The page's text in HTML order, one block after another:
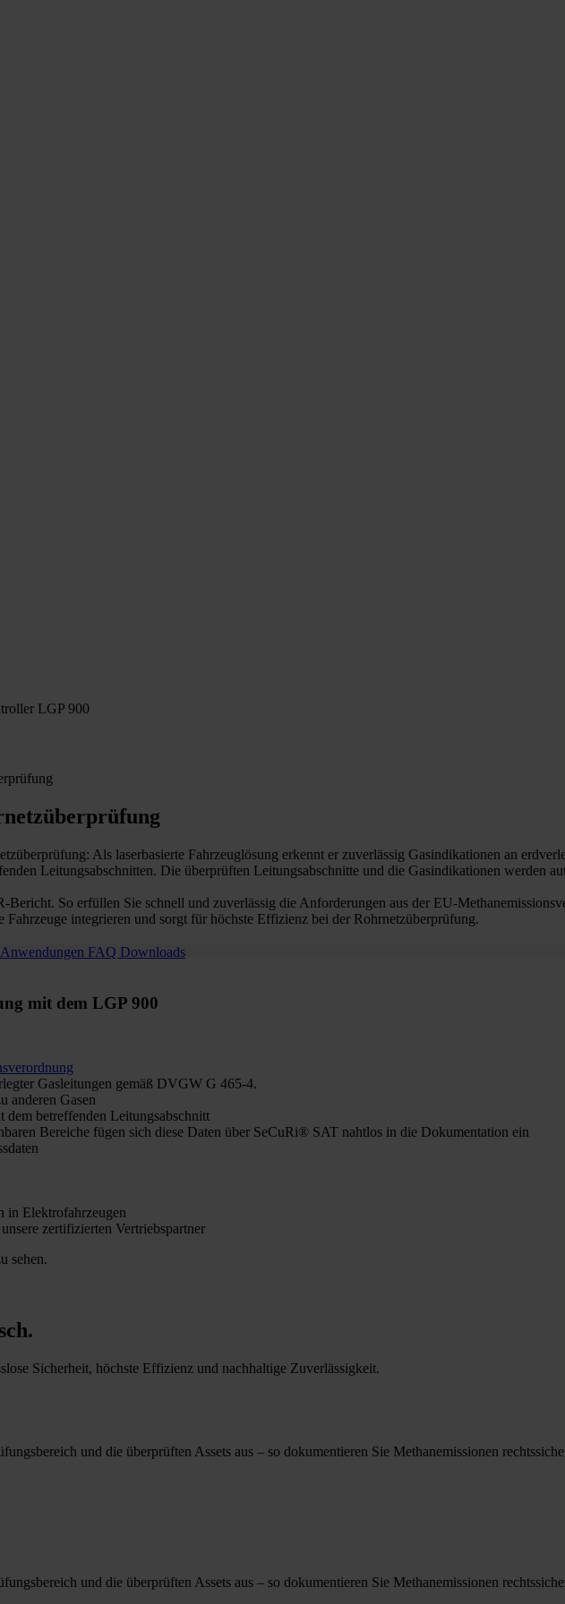
LGP 900
Als laserbasierte Fahrzeuglösung erkennt er zuverlässig Gasindikationen an
Leitungsabschnitten. Die überprüften Leitungsabschnitte und die Gasindikationen werden
So erfüllen Sie schnell und zuverlässig die Anforderungen aus der EU-
Fahrzeuge integrieren und sorgt für höchste Effizienz bei der Rohrnetzüberprüfung.
Anwendungen FAQ Downloads
mit dem LGP 900
Gasleitungen gemäß DVGW G 465-4.
anderen Gasen
dem betreffenden Leitungsabschnitt
Bereiche fügen sich diese Daten über SeCuRi® SAT nahtlos in die Dokumentation ein
in Elektrofahrzeugen
zertifizierten Vertriebspartner
sehen.
Sicherheit, höchste Effizienz und nachhaltige Zuverlässigkeit.
und die überprüften Assets aus – so dokumentieren Sie Methanemissionen
und die überprüften Assets aus – so dokumentieren Sie Methanemissionen